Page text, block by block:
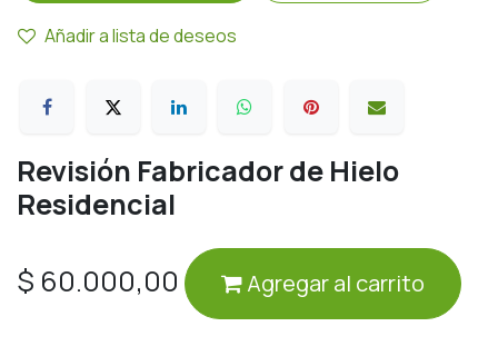
Añadir a lista de deseos
Revisión Fabricador de Hielo
Residencial
$ 60.000,00 Agregar al carrito